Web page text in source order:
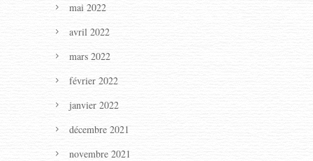
mai 2022
avril 2022
mars 2022
février 2022
janvier 2022
décembre 2021
novembre 2021